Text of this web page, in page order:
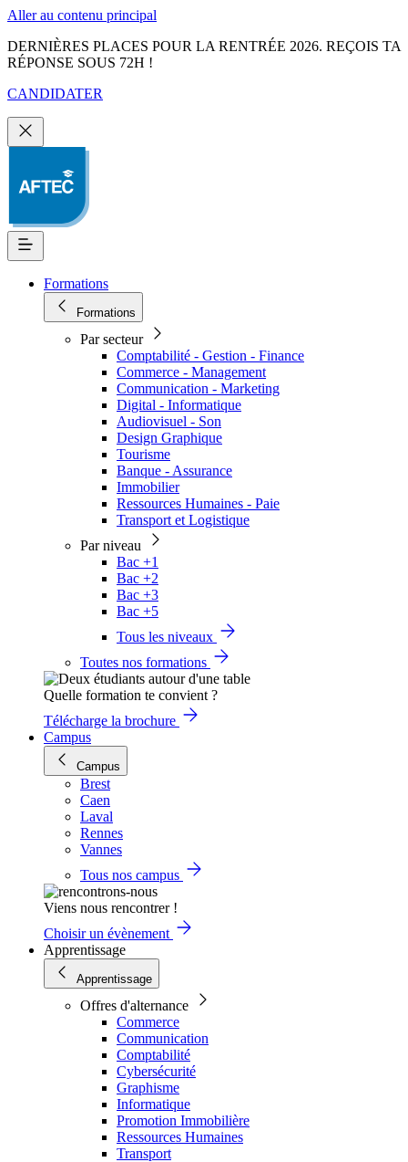
Aller au contenu principal
DERNIÈRES PLACES POUR LA RENTRÉE 2026. REÇOIS TA
RÉPONSE SOUS 72H !
CANDIDATER
Formations
Formations
Par secteur
Comptabilité - Gestion - Finance
Commerce - Management
Communication - Marketing
Digital - Informatique
Audiovisuel - Son
Design Graphique
Tourisme
Banque - Assurance
Immobilier
Ressources Humaines - Paie
Transport et Logistique
Par niveau
Bac +1
Bac +2
Bac +3
Bac +5
Tous les niveaux
Toutes nos formations
Quelle formation te convient ?
Télécharge la brochure
Campus
Campus
Brest
Caen
Laval
Rennes
Vannes
Tous nos campus
Viens nous rencontrer !
Choisir un évènement
Apprentissage
Apprentissage
Offres d'alternance
Commerce
Communication
Comptabilité
Cybersécurité
Graphisme
Informatique
Promotion Immobilière
Ressources Humaines
Transport